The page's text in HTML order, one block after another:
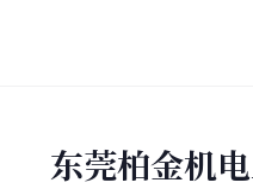
东莞柏金机